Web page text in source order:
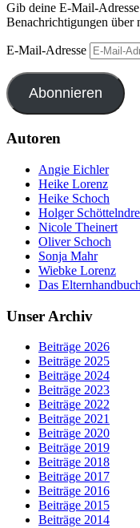
Gib deine E-Mail-
Benachrichtigungen über
E-Mail-Adresse
Abonnieren
Autoren
Angie Eichler
Heike Lorenz
Heike Schoch
Holger
Nicole Theinert
Oliver Schoch
Sonja Mahr
Wiebke Lorenz
Das Elternhandbuch
Unser Archiv
Beiträge 2026
Beiträge 2025
Beiträge 2024
Beiträge 2023
Beiträge 2022
Beiträge 2021
Beiträge 2020
Beiträge 2019
Beiträge 2018
Beiträge 2017
Beiträge 2016
Beiträge 2015
Beiträge 2014